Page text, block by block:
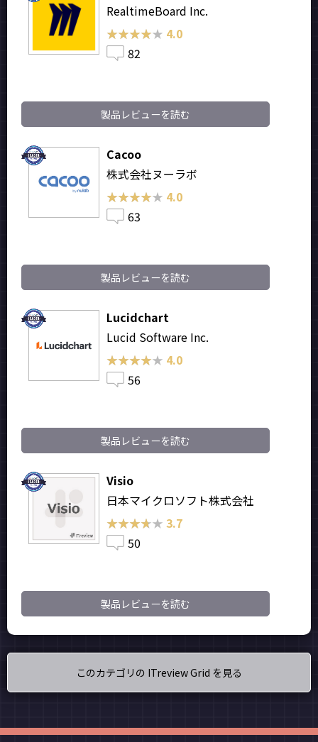
RealtimeBoard Inc.
★★★★★
★★★★★ 4.0
82
製品レビューを読む
Cacoo
株式会社ヌーラボ
★★★★★
★★★★★ 4.0
63
製品レビューを読む
Lucidchart
Lucid Software Inc.
★★★★★
★★★★★ 4.0
56
製品レビューを読む
Visio
日本マイクロソフト株式会社
★★★★★
★★★★★ 3.7
50
製品レビューを読む
このカテゴリの ITreview Grid を見る